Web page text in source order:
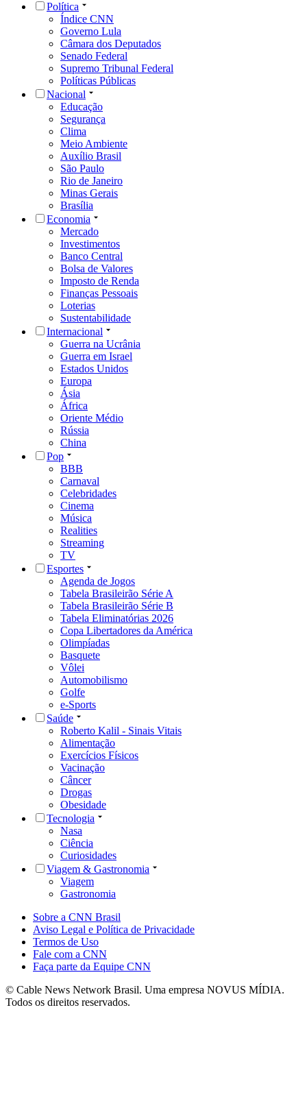
Política
Índice CNN
Governo Lula
Câmara dos Deputados
Senado Federal
Supremo Tribunal Federal
Políticas Públicas
Nacional
Educação
Segurança
Clima
Meio Ambiente
Auxílio Brasil
São Paulo
Rio de Janeiro
Minas Gerais
Brasília
Economia
Mercado
Investimentos
Banco Central
Bolsa de Valores
Imposto de Renda
Finanças Pessoais
Loterias
Sustentabilidade
Internacional
Guerra na Ucrânia
Guerra em Israel
Estados Unidos
Europa
Ásia
África
Oriente Médio
Rússia
China
Pop
BBB
Carnaval
Celebridades
Cinema
Música
Realities
Streaming
TV
Esportes
Agenda de Jogos
Tabela Brasileirão Série A
Tabela Brasileirão Série B
Tabela Eliminatórias 2026
Copa Libertadores da América
Olimpíadas
Basquete
Vôlei
Automobilismo
Golfe
e-Sports
Saúde
Roberto Kalil - Sinais Vitais
Alimentação
Exercícios Físicos
Vacinação
Câncer
Drogas
Obesidade
Tecnologia
Nasa
Ciência
Curiosidades
Viagem & Gastronomia
Viagem
Gastronomia
Sobre a CNN Brasil
Aviso Legal e Política de Privacidade
Termos de Uso
Fale com a CNN
Faça parte da Equipe CNN
© Cable News Network Brasil. Uma empresa NOVUS MÍDIA.
Todos os direitos reservados.